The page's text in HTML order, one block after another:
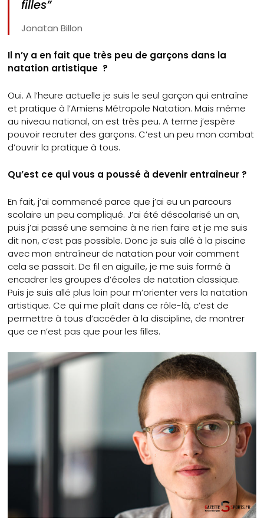
filles”
Jonatan Billon
Il n’y a en fait que très peu de garçons dans la
natation artistique ?
Oui. A l’heure actuelle je suis le seul garçon qui entraîne
et pratique à l’Amiens Métropole Natation. Mais même
au niveau national, on est très peu. A terme j’espère
pouvoir recruter des garçons. C’est un peu mon combat
d’ouvrir la pratique à tous.
Qu’est ce qui vous a poussé à devenir entraîneur ?
En fait, j’ai commencé parce que j’ai eu un parcours
scolaire un peu compliqué. J’ai été déscolarisé un an,
puis j’ai passé une semaine à ne rien faire et je me suis
dit non, c’est pas possible. Donc je suis allé à la piscine
avec mon entraîneur de natation pour voir comment
cela se passait. De fil en aiguille, je me suis formé à
encadrer les groupes d’écoles de natation classique.
Puis je suis allé plus loin pour m’orienter vers la natation
artistique. Ce qui me plaît dans ce rôle-là, c’est de
permettre à tous d’accéder à la discipline, de montrer
que ce n’est pas que pour les filles.